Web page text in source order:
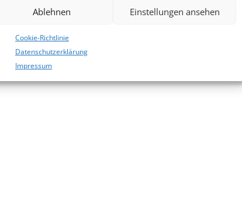
Ablehnen Einstellungen ansehen
Cookie-Richtlinie
Datenschutzerklärung
Impressum